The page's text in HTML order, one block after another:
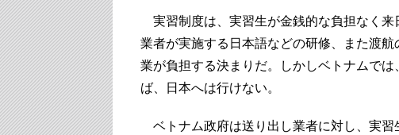
実習制度は、実習生が金銭的な負担なく来
業者が実施する日本語などの研修、また渡
業が負担する決まりだ。しかしベトナムで
ば、日本へは行けない。
ベトナム政府は送り出し業者に対し、実